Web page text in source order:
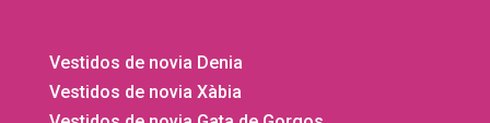
Vestidos de novia Denia
Vestidos de novia Xàbia